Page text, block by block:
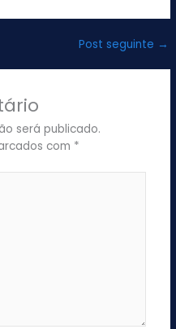
Post seguinte →
será publicado.
com *